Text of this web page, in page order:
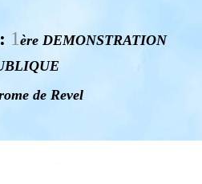
1 ère DEMONSTRATION
de Revel